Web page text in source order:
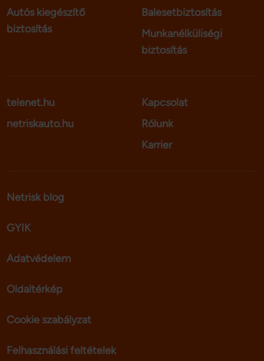
Autós kiegészítő
biztosítás
Balesetbiztosítás
Munkanélküliségi
biztosítás
telenet.hu
netriskauto.hu
Kapcsolat
Rólunk
Karrier
Netrisk blog
GYIK
Adatvédelem
Oldaltérkép
Cookie szabályzat
Felhasználási feltételek